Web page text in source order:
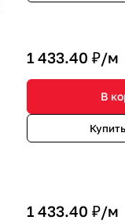
1 433.40 ₽/м
В
1 433.40 ₽/м